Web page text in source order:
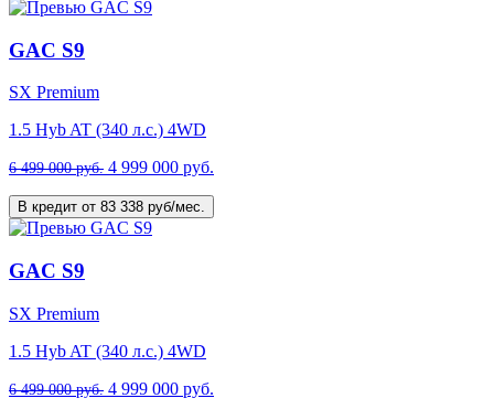
GAC S9
SX Premium
1.5 Hyb AT (340 л.с.) 4WD
6 499 000 руб. 4 999 000 руб.
В кредит от 83 338 руб/мес.
GAC S9
SX Premium
1.5 Hyb AT (340 л.с.) 4WD
6 499 000 руб. 4 999 000 руб.